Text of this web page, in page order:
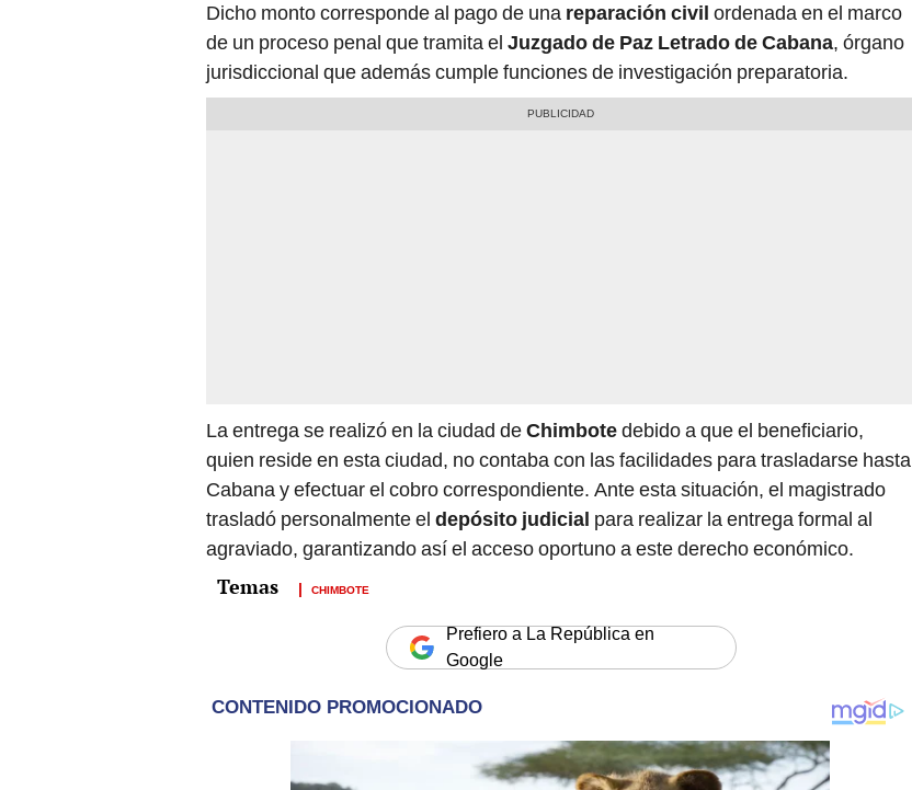
Dicho monto corresponde al pago de una reparación civil ordenada en el marco
de un proceso penal que tramita el Juzgado de Paz Letrado de Cabana, órgano
jurisdiccional que además cumple funciones de investigación preparatoria.
La entrega se realizó en la ciudad deChimbotedebido a que el beneficiario,
quien reside en esta ciudad, no contaba con las facilidades para trasladarse hasta
Cabana y efectuar el cobro correspondiente. Ante esta situación, el magistrado
trasladó personalmente el depósito judicial para realizar la entrega formal al
agraviado, garantizando así el acceso oportuno a este derecho económico.
CHIMBOTE
Prefiero a La República en
Google